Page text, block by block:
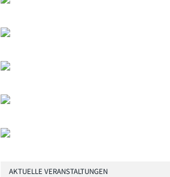
AKTUELLE VERANSTALTUNGEN